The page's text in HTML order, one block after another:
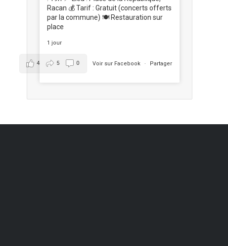
Racan 💰 Tarif : Gratuit (concerts offerts
par la commune) 🍽️ Restauration sur
place
1 jour
Voir sur Facebook · Partager
4 5 0